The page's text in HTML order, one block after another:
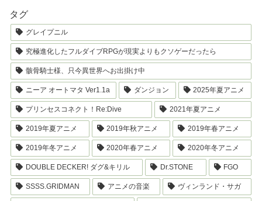
タグ
グレイプニル
究極進化したフルダイブRPGが現実よりもクソゲーだったら
骸骨騎士様、只今異世界へお出掛け中
ニーア オートマタ Ver1.1a ダンジョン 2025年夏アニメ
プリンセスコネクト！Re:Dive 2021年夏アニメ
2019年夏アニメ 2019年秋アニメ 2019年春アニメ
2019年冬アニメ 2020年春アニメ 2020年冬アニメ
DOUBLE DECKER! ダグ&キリル Dr.STONE FGO
SSSS.GRIDMAN アニメの音楽 ヴィンランド・サガ